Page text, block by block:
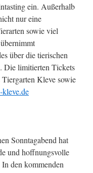
ein. Außerhalb
nur eine
sowie viel
über die tierischen
Die limitierten Tickets
Kleve sowie
Sonntagabend hat
und hoffnungsvolle
den kommenden